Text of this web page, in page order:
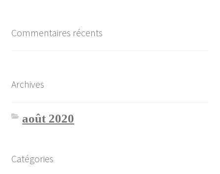
Commentaires récents
Archives
août 2020
Catégories